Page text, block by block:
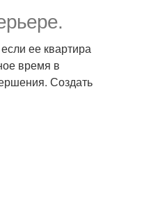
ее квартира
время в
Создать